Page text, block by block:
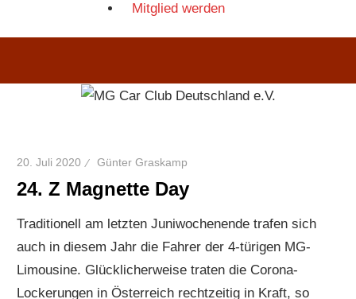
Mitglied werden
20. Juli 2020 Günter Graskamp
24. Z Magnette Day
Traditionell am letzten Juniwochenende trafen sich
auch in diesem Jahr die Fahrer der 4-türigen MG-
Limousine. Glücklicherweise traten die Corona-
Lockerungen in Österreich rechtzeitig in Kraft, so